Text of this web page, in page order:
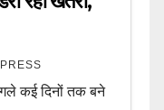
कई दिनों तक बने